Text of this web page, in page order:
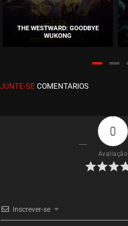
EPISÓDIO 11
maio 26, 2021
ASSISTIDO
EPISÓDIO 09
maio 24, 2021
EPISÓDIO 08
EPISÓDIO 07
THE WESTWARD: GOODBYE
WUKONG
JUNTE-SE COMENTARIOS
0
Avaliação
Inscrever-se